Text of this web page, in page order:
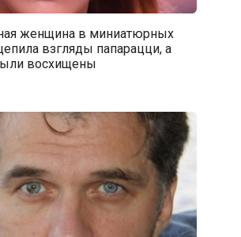
женщина в миниатюрных
взгляды папарацци, а
восхищены